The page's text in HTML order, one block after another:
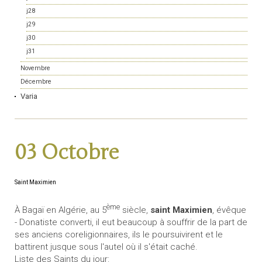
j28
j29
j30
j31
Novembre
Décembre
Varia
03 Octobre
Saint Maximien
À Bagaï en Algérie, au 5ème siècle, saint Maximien, évêque
- Donatiste converti, il eut beaucoup à souffrir de la part de
ses anciens coreligionnaires, ils le poursuivirent et le
battirent jusque sous l'autel où il s'était caché.
Liste des Saints du jour: